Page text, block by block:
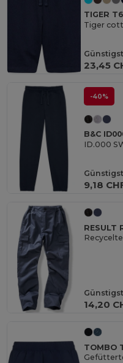
TIGER
Tiger
23,45
-40%
B&C
ID.000
9,18
RESULT
14,20
TOMBO